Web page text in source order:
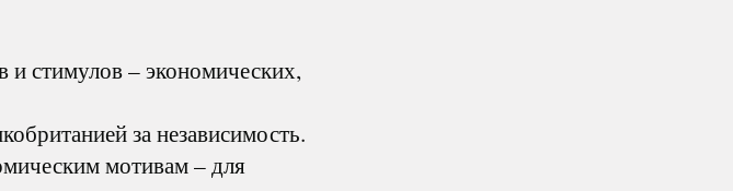
стимулов – экономических,
за независимость.
мотивам – для